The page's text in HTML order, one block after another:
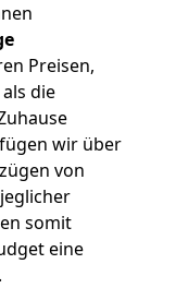
Preisen,
die
wir über
von
somit
eine